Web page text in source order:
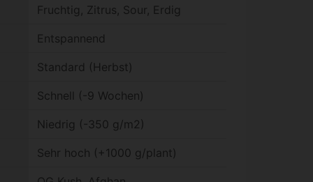
Fruchtig, Zitrus, Sour, Erdig
Entspannend
Standard (Herbst)
Schnell (-9 Wochen)
Niedrig (-350 g/m2)
Sehr hoch (+1000 g/plant)